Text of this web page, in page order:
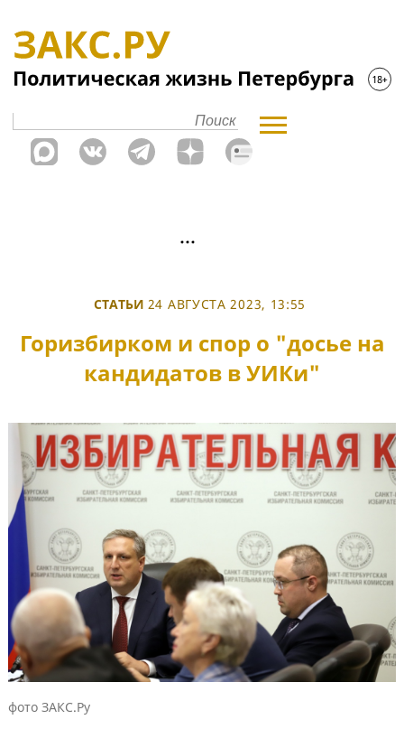
СТАТЬИ 24 АВГУСТА 2023, 13:55
Горизбирком и спор о "досье на
кандидатов в УИКи"
фото ЗАКС.Ру